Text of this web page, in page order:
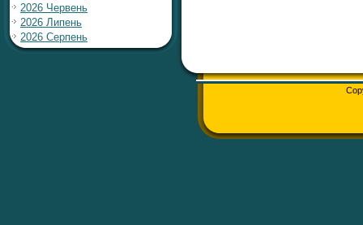
2026 Червень
2026 Липень
2026 Серпень